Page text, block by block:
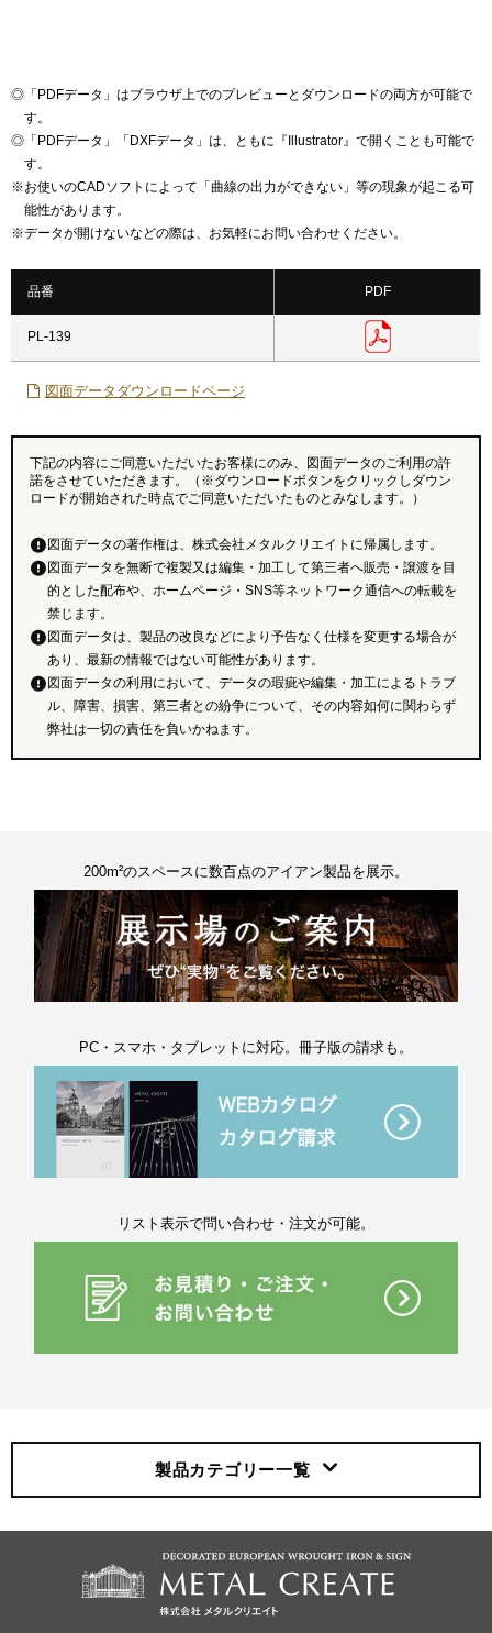
◎ 「PDFデータ」はブラウザ上でのプレビューとダウンロードの両方が可能で
す。
◎ 「PDFデータ」「DXFデータ」は、ともに『Illustrator』で開くことも可能で
す。
※お使いのCADソフトによって「曲線の出力ができない」等の現象が起こる可
能性があります。
※データが開けないなどの際は、お気軽にお問い合わせください。
品番 PDF
PL-139
図面データダウンロードページ
下記の内容にご同意いただいたお客様にのみ、図面データのご利用の許
諾をさせていただきます。（※ダウンロードボタンをクリックしダウン
ロードが開始された時点でご同意いただいたものとみなします。）
図面データの著作権は、株式会社メタルクリエイトに帰属します。
図面データを無断で複製又は編集・加工して第三者へ販売・譲渡を目
的とした配布や、ホームページ・SNS等ネットワーク通信への転載を
禁じます。
図面データは、製品の改良などにより予告なく仕様を変更する場合が
あり、最新の情報ではない可能性があります。
図面データの利用において、データの瑕疵や編集・加工によるトラブ
ル、障害、損害、第三者との紛争について、その内容如何に関わらず
弊社は一切の責任を負いかねます。
200m²のスペースに数百点のアイアン製品を展示。
PC・スマホ・タブレットに対応。冊子版の請求も。
リスト表示で問い合わせ・注文が可能。
製品カテゴリー一覧